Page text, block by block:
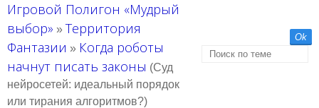
Игровой Полигон «Мудрый
выбор» » Территория
Фантазии » Когда роботы
начнут писать законы (Суд
нейросетей: идеальный порядок
или тирания алгоритмов?)